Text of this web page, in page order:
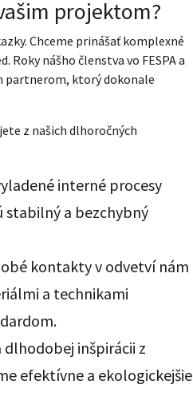
projektom?
Chceme prinášať komplexné
nášho členstva vo FESPA a
partnerom, ktorý dokonale
z našich dlhoročných
interné procesy
stabilný a bezchybný
kontakty v odvetví nám
a technikami
dlhodobej inšpirácii z
efektívne a ekologickejšie